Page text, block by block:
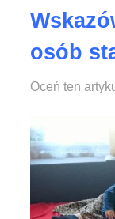
osób
Oceń ten